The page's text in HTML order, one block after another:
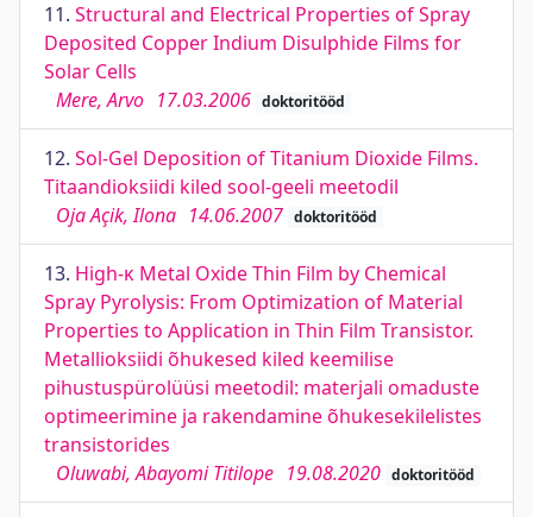
11. Structural and Electrical Properties of Spray
Deposited Copper Indium Disulphide Films for
Solar Cells
Mere, Arvo 17.03.2006 doktoritööd
12. Sol-Gel Deposition of Titanium Dioxide Films.
Titaandioksiidi kiled sool-geeli meetodil
Oja Açik, Ilona 14.06.2007 doktoritööd
13. High-κ Metal Oxide Thin Film by Chemical
Spray Pyrolysis: From Optimization of Material
Properties to Application in Thin Film Transistor.
Metallioksiidi õhukesed kiled keemilise
pihustuspürolüüsi meetodil: materjali omaduste
optimeerimine ja rakendamine õhukesekilelistes
transistorides
Oluwabi, Abayomi Titilope 19.08.2020 doktoritööd